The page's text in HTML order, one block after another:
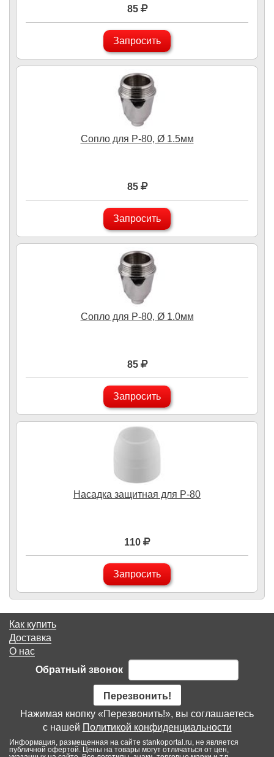
85
Запросить
Сопло для P-80, Ø 1.5мм
85
Запросить
Сопло для P-80, Ø 1.0мм
85
Запросить
Насадка защитная для P-80
110
Запросить
Как купить
Доставка
О нас
Обратный звонок
Перезвонить!
Нажимая кнопку «Перезвонить!», вы соглашаетесь
с нашей Политикой конфиденциальности
Информация, размещенная на сайте stankoportal.ru, не является
публичной офертой. Цены на товары могут отличаться от цен,